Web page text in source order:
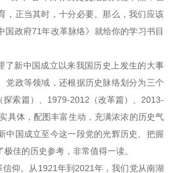
，正当其时，十分必要。那么，我们应该
国政府71年改革脉络》就给你的学习书目
新中国成立以来我国历史上发生的大事
党政等领域，还根据历史脉络划分为三个
索篇）、1979-2012（改革篇）、2013-
具体，配图丰富生动，充满浓浓的历史气
中国成立至今这一段党的光辉历史、把握
极佳的历史参考，非常值得一读。
仰。从1921年到2021年，我们党从南湖